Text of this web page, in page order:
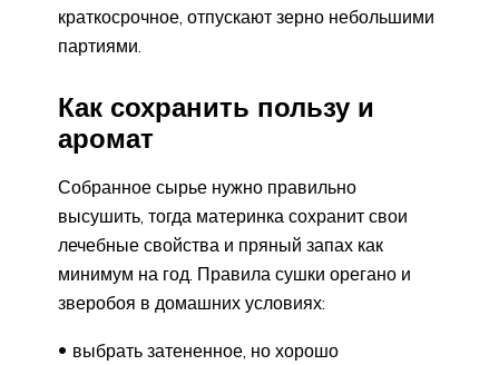
краткосрочное, отпускают зерно небольшими
партиями.
Как сохранить пользу и
аромат
Собранное сырье нужно правильно
высушить, тогда материнка сохранит свои
лечебные свойства и пряный запах как
минимум на год. Правила сушки орегано и
зверобоя в домашних условиях:
выбрать затененное, но хорошо